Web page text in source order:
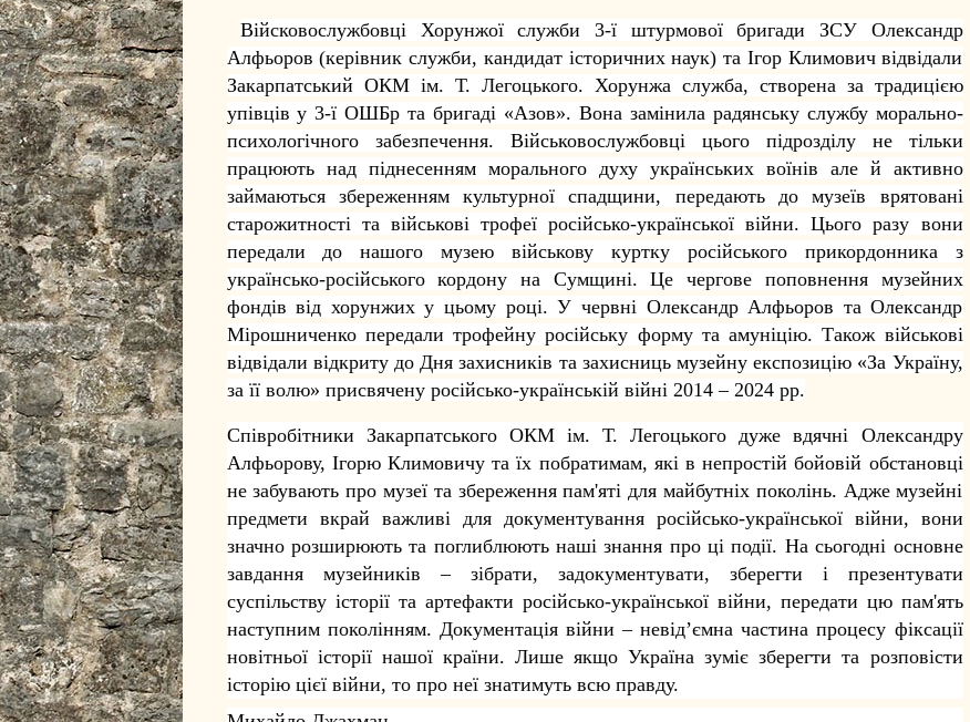
Війсковослужбовці Хорунжої служби 3-ї штурмової бригади ЗСУ Олександр
Алфьоров (керівник служби, кандидат історичних наук) та Ігор Климович відвідали
Закарпатський ОКМ ім. Т. Легоцького. Хорунжа служба, створена за традицією
упівців у 3-ї ОШБр та бригаді «Азов». Вона замінила радянську службу морально-
психологічного забезпечення. Військовослужбовці цього підрозділу не тільки
працюють над піднесенням морального духу українських воїнів але й активно
займаються збереженнямкультурної спадщини, передають до музеїв врятовані
старожитності та військові трофеї російсько-української війни. Цього разу вони
передали до нашого музею військову куртку російського прикордонника з
українсько-російського кордону на Сумщині. Це чергове поповнення музейних
фондів від хорунжих у цьому році. У червні Олександр Алфьоров та Олександр
Мірошниченко передали трофейну російську форму та амуніцію. Також військові
відвідали відкриту до Дня захисників та захисниць музейну експозицію «За Україну,
за її волю» присвячену російсько-українській війні 2014 – 2024 рр.
Співробітники Закарпатського ОКМ ім. Т. Легоцького дуже вдячні Олександру
Алфьорову, Ігорю Климовичу та їх побратимам, які в непростій бойовій обстановці
не забувають про музеї та збереження пам'яті для майбутніх поколінь. Адже музейні
предмети вкрай важливі для документування російсько-української війни, вони
значно розширюють та поглиблюють наші знання про ці події. На сьогодні основне
завдання музейників – зібрати, задокументувати, зберегти і презентувати
суспільству історії та артефакти російсько-української війни, передати цю пам'ять
наступним поколінням. Документація війни – невід’ємна частина процесу фіксації
новітньої історії нашої країни. Лише якщо Україна зуміє зберегти та розповісти
історію цієї війни, то про неї знатимуть всю правду.